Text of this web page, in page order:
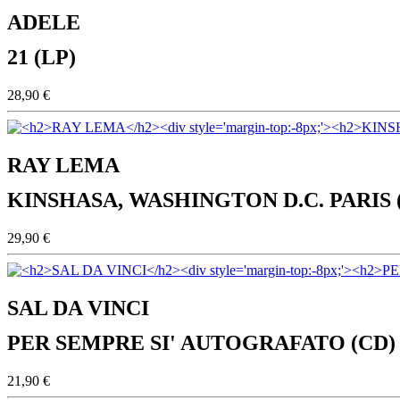
ADELE
21 (LP)
28,90 €
RAY LEMA
KINSHASA, WASHINGTON D.C. PARIS
29,90 €
SAL DA VINCI
PER SEMPRE SI' AUTOGRAFATO (CD)
21,90 €